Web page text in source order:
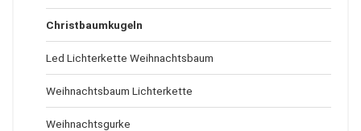
Christbaumkugeln
Led Lichterkette Weihnachtsbaum
Weihnachtsbaum Lichterkette
Weihnachtsgurke